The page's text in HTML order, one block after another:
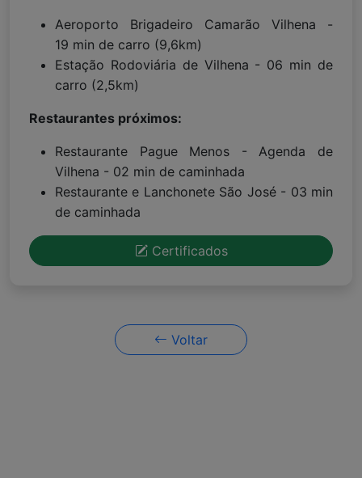
Aeroporto Brigadeiro Camarão Vilhena -
19 min de carro (9,6km)
Estação Rodoviária de Vilhena - 06 min de
carro (2,5km)
Restaurantes próximos:
Restaurante Pague Menos - Agenda de
Vilhena - 02 min de caminhada
Restaurante e Lanchonete São José - 03 min
de caminhada
Certificados
Voltar